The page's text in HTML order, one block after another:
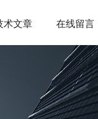
术文章 在线留言